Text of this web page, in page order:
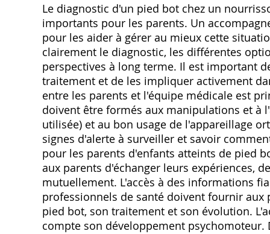
Le diagnostic d'un pied bot chez un
importants pour les parents. Un
pour les aider à gérer au mieux cette
clairement le diagnostic, les différentes
perspectives à long terme. Il est important
traitement et de les impliquer activement
entre les parents et l'équipe médicale est
doivent être formés aux manipulations et à
utilisée) et au bon usage de l'appareillage
signes d'alerte à surveiller et savoir
pour les parents d'enfants atteints de pied
aux parents d'échanger leurs expériences,
mutuellement. L'accès à des informations
professionnels de santé doivent fournir
pied bot, son traitement et son évolution.
compte son développement